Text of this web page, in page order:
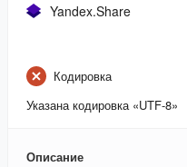
Yandex.Share
Кодировка
Указана кодировка «UTF-8»
Описание